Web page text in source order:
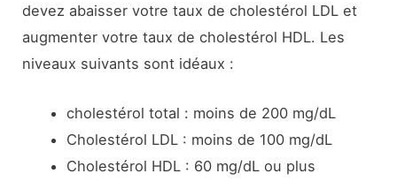
devez abaisser votre taux de cholestérol LDL et
augmenter votre taux de cholestérol HDL. Les
niveaux suivants sont idéaux :
cholestérol total : moins de 200 mg/dL
Cholestérol LDL : moins de 100 mg/dL
Cholestérol HDL : 60 mg/dL ou plus